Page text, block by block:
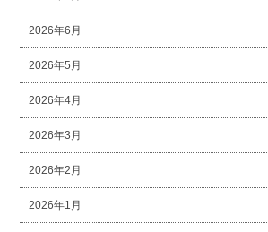
2026年6月
2026年5月
2026年4月
2026年3月
2026年2月
2026年1月